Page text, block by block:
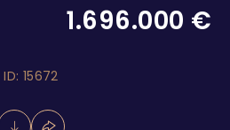
1.696.000 €
ID: 15672